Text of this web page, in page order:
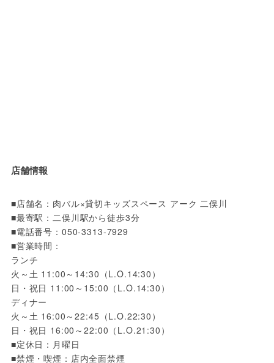
店舗情報
■店舗名：肉バル×貸切キッズスペース アーク 二俣川
■最寄駅：二俣川駅から徒歩3分
■電話番号：050-3313-7929
■営業時間：
ランチ
火～土 11:00～14:30（L.O.14:30）
日・祝日 11:00～15:00（L.O.14:30）
ディナー
火～土 16:00～22:45（L.O.22:30）
日・祝日 16:00～22:00（L.O.21:30）
■定休日：月曜日
■禁煙・喫煙：店内全面禁煙